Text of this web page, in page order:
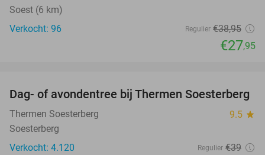
Soest (6 km)
Verkocht: 96
Regulier €38,95
€27,95
29%
Dag- of avondentree bij Thermen Soesterberg
Thermen Soesterberg 9.5 star
Soesterberg
Verkocht: 4.120
Regulier €39